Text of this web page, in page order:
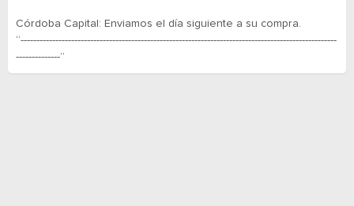
Córdoba Capital: Enviamos el día siguiente a su compra.
“----------------------------------------------------------------------------------------------------
--------------”